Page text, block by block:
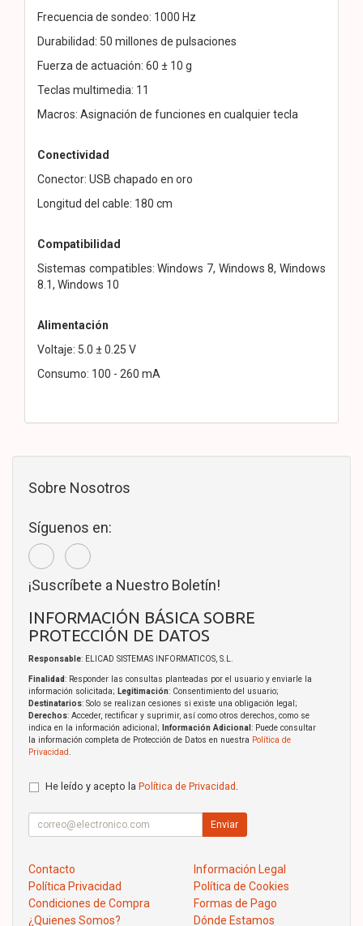
Frecuencia de sondeo: 1000 Hz
Durabilidad: 50 millones de pulsaciones
Fuerza de actuación: 60 ± 10 g
Teclas multimedia: 11
Macros: Asignación de funciones en cualquier tecla
Conectividad
Conector: USB chapado en oro
Longitud del cable: 180 cm
Compatibilidad
Sistemas compatibles: Windows 7, Windows 8, Windows
8.1, Windows 10
Alimentación
Voltaje: 5.0 ± 0.25 V
Consumo: 100 - 260 mA
Sobre Nosotros
Síguenos en:
¡Suscríbete a Nuestro Boletín!
INFORMACIÓN BÁSICA SOBRE
PROTECCIÓN DE DATOS
Responsable: ELICAD SISTEMAS INFORMATICOS, S.L.
Finalidad: Responder las consultas planteadas por el usuario y enviarle la
información solicitada; Legitimación: Consentimiento del usuario;
Destinatarios: Solo se realizan cesiones si existe una obligación legal;
Derechos: Acceder, rectificar y suprimir, así como otros derechos, como se
indica en la información adicional;
Información Adicional : Puede consultar
la información completa de Protección de Datos en nuestra Política de
Privacidad
He leído y acepto la Política de Privacidad
Enviar
Contacto
Información Legal
Política Privacidad
Política de Cookies
Condiciones de Compra
Formas de Pago
¿Quienes Somos?
Dónde Estamos